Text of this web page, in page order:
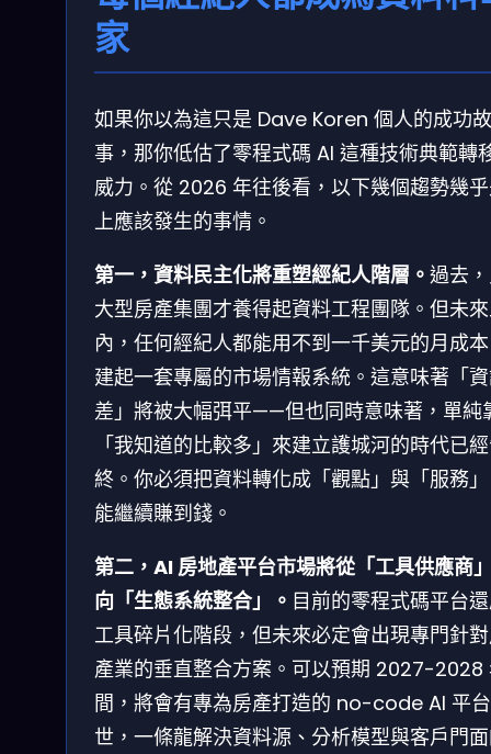
家
如果你以為這只是 Dave Koren 個人的成功故
事，那你低估了零程式碼 AI 這種技術典範轉
威力。從 2026 年往後看，以下幾個趨勢幾
上應該發生的事情。
第一，資料民主化將重塑經紀人階層。 過去
大型房產集團才養得起資料工程團隊。但未
內，任何經紀人都能用不到一千美元的月成
建起一套專屬的市場情報系統。這意味著「
差」將被大幅弭平——但也同時意味著，單純
「我知道的比較多」來建立護城河的時代已
終。你必須把資料轉化成「觀點」與「服務
能繼續賺到錢。
第二，AI 房地產平台市場將從「工具供應商
向「生態系統整合」。 目前的零程式碼平台
工具碎片化階段，但未來必定會出現專門針
產業的垂直整合方案。可以預期 2027-2028
間，將會有專為房產打造的 no-code AI 平
世，一條龍解決資料源、分析模型與客戶門